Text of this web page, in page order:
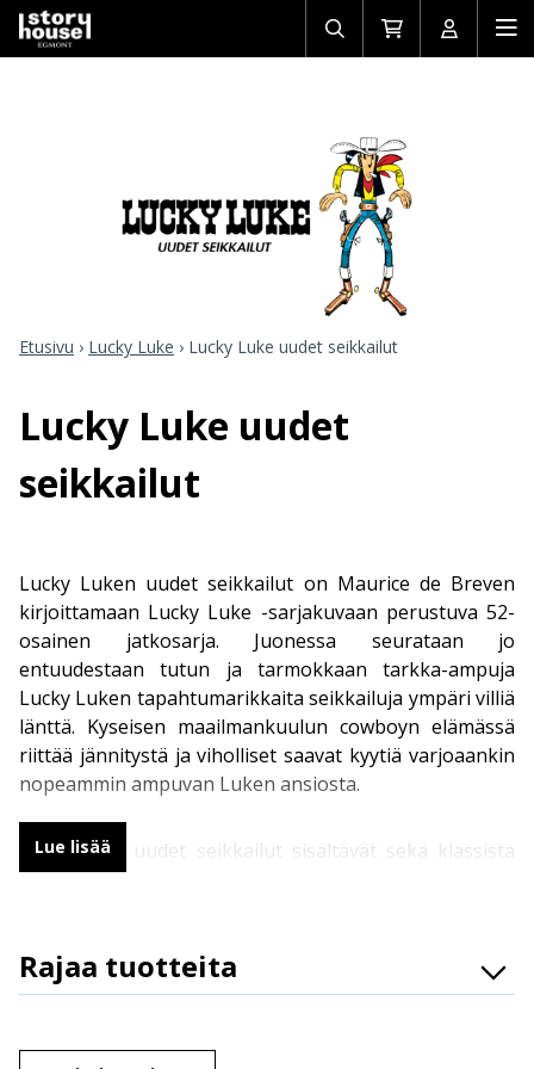
Avaa/sulje
haku
Siirry
ostoskoriin
Avaa/
Etusivu › Lucky Luke › Lucky Luke uudet seikkailut
Lucky Luke uudet
seikkailut
Lucky Luken uudet seikkailut on Maurice de Breven
kirjoittamaan Lucky Luke -sarjakuvaan perustuva 52-
osainen jatkosarja. Juonessa seurataan jo
entuudestaan tutun ja tarmokkaan tarkka-ampuja
Lucky Luken tapahtumarikkaita seikkailuja ympäri villiä
länttä. Kyseisen maailmankuulun cowboyn elämässä
riittää jännitystä ja viholliset saavat kyytiä varjoaankin
nopeammin ampuvan Luken ansiosta.
Lucky Luke uudet seikkailut sisältävät sekä klassista
sarjakuvalukemista vanhoille faneille että nuoremmille
versiossa kantaa Yhdysvaltojen historian kivullisiin
solmuihin sisältäen muun muassa mustia
Lue lisää
Rajaa tuotteita
Osasto
Järjestä